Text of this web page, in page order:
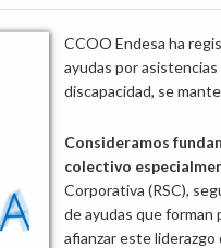
CCOO Endesa ha
ayudas por
discapacidad, se
Consideramos
colectivo
Corporativa (RSC),
de ayudas que
afianzar este